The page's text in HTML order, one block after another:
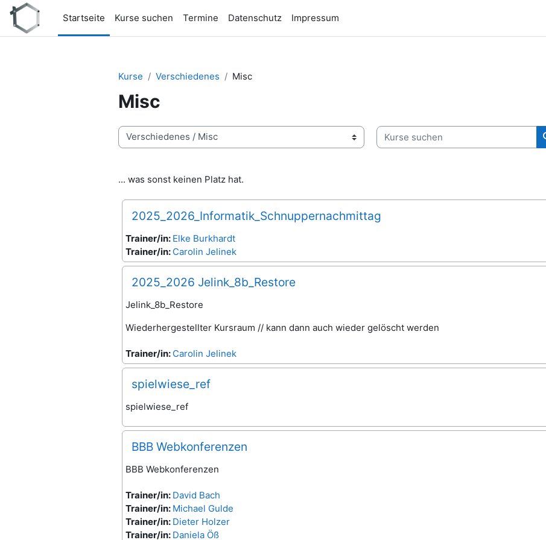
Zum Hauptinhalt
Startseite
Kurse suchen Termine Datenschutz Impressum
Kurse
Verschiedenes Misc
Misc
Kursbereiche
Kurse suchen
... was sonst keinen Platz hat.
2025_2026_Informatik_Schnuppernachmittag
Trainer/in: Elke Burkhardt
Trainer/in: Carolin Jelinek
2025_2026 Jelink_8b_Restore
Jelink_8b_Restore
Wiederhergestellter Kursraum // kann dann auch wieder gelöscht werden
Trainer/in: Carolin Jelinek
spielwiese_ref
spielwiese_ref
BBB Webkonferenzen
BBB Webkonferenzen
Trainer/in: David Bach
Trainer/in: Michael Gulde
Trainer/in: Dieter Holzer
Trainer/in: Daniela Öß